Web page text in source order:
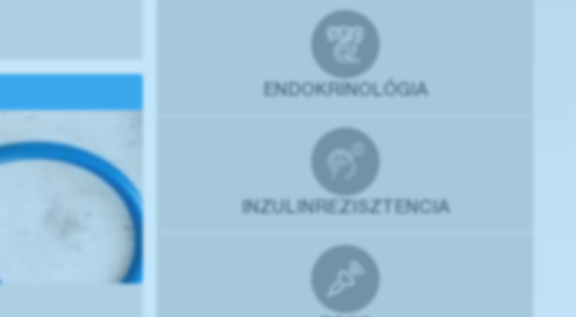
ENDOKRINOLÓGIA
INZULINREZISZTENCIA